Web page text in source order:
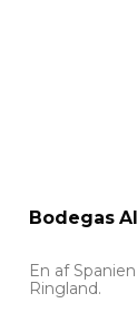
Bodegas
En af
Ringland.